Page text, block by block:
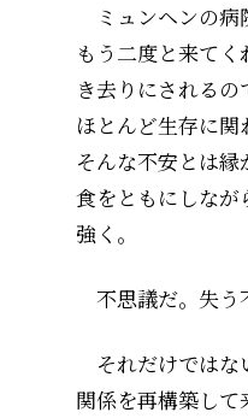
ミュンヘンの病
もう二度と来て
き去りにされる
ほとんど生存に
そんな不安とは
食をともにしな
強く。
不思議だ。失う
それだけではな
関係を再構築し